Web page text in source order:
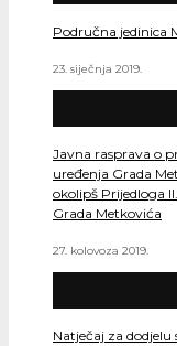
Područna jedinica
23. siječnja 2019.
Javna rasprava o
uređenja Grada
okolipš Prijedloga
Grada Metkovića
27. kolovoza 2019.
Natječaj za